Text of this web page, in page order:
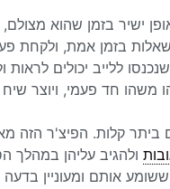
ישיר בזמן שהוא
בזמן אמת, ולקחת
ללייב יכולים לראות
משהו חד פעמי, ויוצר
ביתר קלות. הפיצ'ר הזה
ולהגיב עליהן במהלך
אותם ומעוניין